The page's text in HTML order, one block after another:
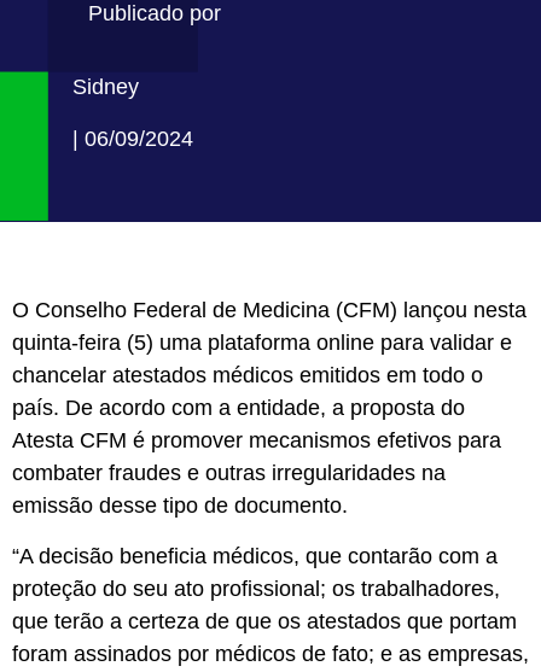
Publicado por
Sidney
| 06/09/2024
O Conselho Federal de Medicina (CFM) lançou nesta
quinta-feira (5) uma plataforma online para validar e
chancelar atestados médicos emitidos em todo o
país. De acordo com a entidade, a proposta do
Atesta CFM é promover mecanismos efetivos para
combater fraudes e outras irregularidades na
emissão desse tipo de documento.
“A decisão beneficia médicos, que contarão com a
proteção do seu ato profissional; os trabalhadores,
que terão a certeza de que os atestados que portam
foram assinados por médicos de fato; e as empresas,